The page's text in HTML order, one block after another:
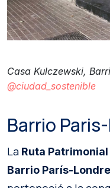
Casa Kulczewski,
@ciudad_sostenible
Barrio
La Ruta
Barrio París-